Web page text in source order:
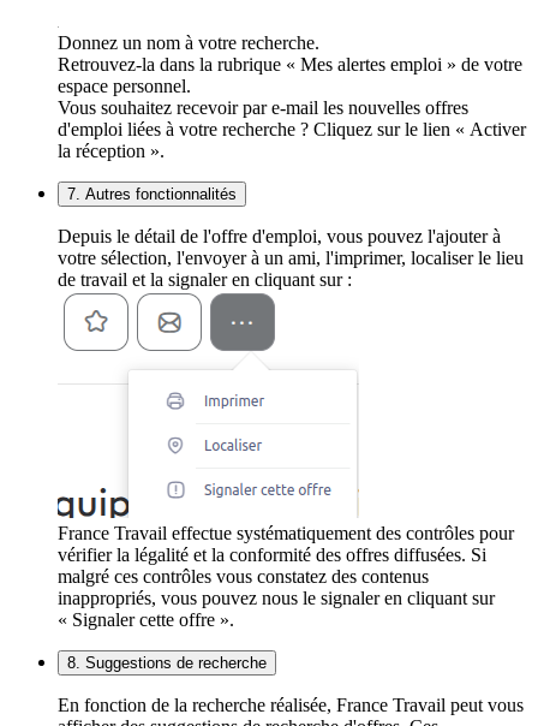
Donnez un nom à votre recherche.
Retrouvez-la dans la rubrique « Mes alertes emploi » de votre
espace personnel.
Vous souhaitez recevoir par e-mail les nouvelles offres
d'emploi liées à votre recherche ? Cliquez sur le lien « Activer
la réception ».
7. Autres fonctionnalités
Depuis le détail de l'offre d'emploi, vous pouvez l'ajouter à
votre sélection, l'envoyer à un ami, l'imprimer, localiser le lieu
de travail et la signaler en cliquant sur :
France Travail effectue systématiquement des contrôles pour
vérifier la légalité et la conformité des offres diffusées. Si
malgré ces contrôles vous constatez des contenus
inappropriés, vous pouvez nous le signaler en cliquant sur
« Signaler cette offre ».
8. Suggestions de recherche
En fonction de la recherche réalisée, France Travail peut vous